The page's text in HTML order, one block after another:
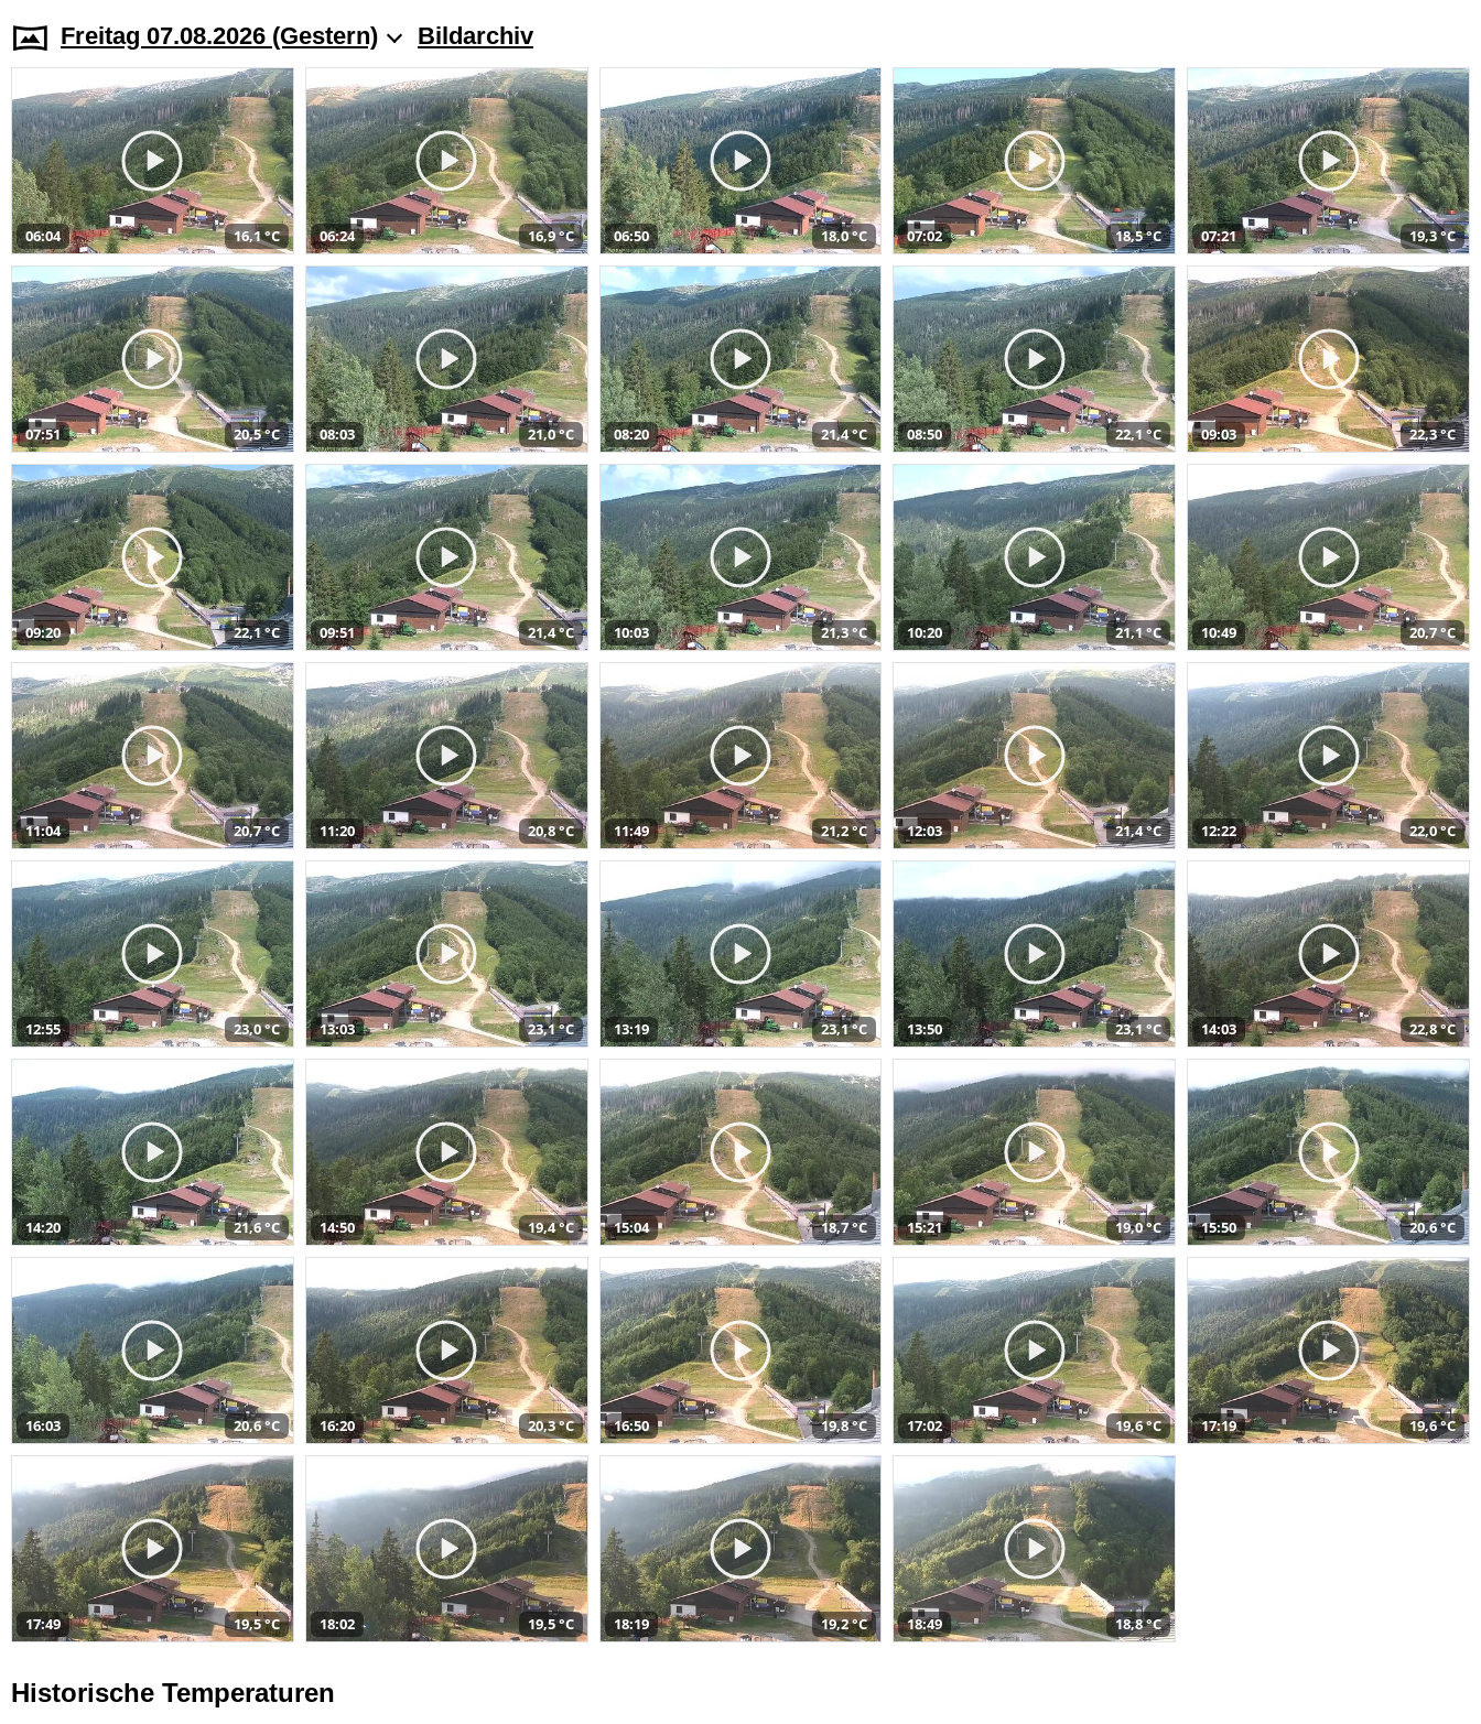
Freitag 07.08.2026 (Gestern) Bildarchiv
06:04 16,1 °C 06:24 16,9 °C 06:50 18,0 °C 07:02 18,5 °C 07:21 19,3 °C
07:51 20,5 °C 08:03 21,0 °C 08:20 21,4 °C 08:50 22,1 °C 09:03 22,3 °C
09:20 22,1 °C 09:51 21,4 °C 10:03 21,3 °C 10:20 21,1 °C 10:49 20,7 °C
11:04 20,7 °C 11:20 20,8 °C 11:49 21,2 °C 12:03 21,4 °C 12:22 22,0 °C
12:55 23,0 °C 13:03 23,1 °C 13:19 23,1 °C 13:50 23,1 °C 14:03 22,8 °C
14:20 21,6 °C 14:50 19,4 °C 15:04 18,7 °C 15:21 19,0 °C 15:50 20,6 °C
16:03 20,6 °C 16:20 20,3 °C 16:50 19,8 °C 17:02 19,6 °C 17:19 19,6 °C
17:49 19,5 °C 18:02 19,5 °C 18:19 19,2 °C 18:49 18,8 °C
Historische Temperaturen